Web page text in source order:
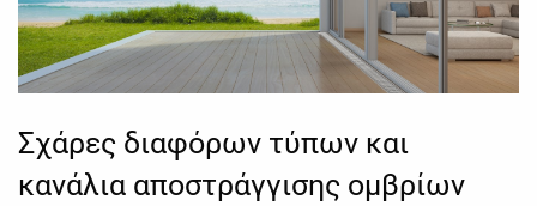
Σχάρες διαφόρων τύπων και
κανάλια αποστράγγισης ομβρίων